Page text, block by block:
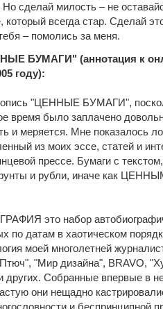
Но сделай милость – не
который всегда стар. Сделай
– помолись за меня.
БУМАГИ" (аннотация к
году):
"ЦЕННЫЕ БУМАГИ",
время было заплачено
и меряется. Мне показалось
из моих эссе, статей и
прессе. Бумаги с
и рубли, иначе как
это набор
по датам в хаотическом
моей многолетней
"Мир дизайна", BRAVO,
других. Собранные впервые в
они нещадно
и беспринципной